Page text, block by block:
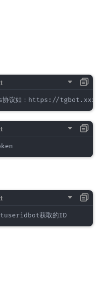
议如：https://
获取的ID